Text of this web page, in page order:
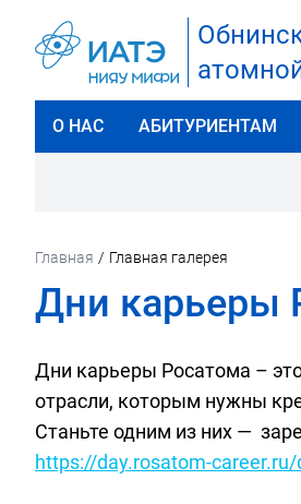
О НАС АБИТУРИЕНТАМ
Главная / Главная галерея
Дни карьеры
Дни карьеры Росатома –
отрасли, которым нужны
Станьте одним из них —
https://day.rosatom-